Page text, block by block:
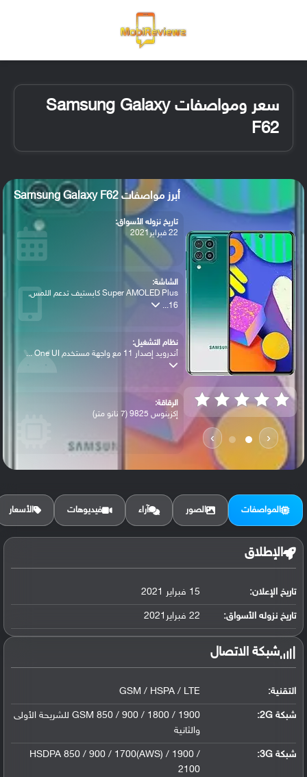
سعر ومواصفات Samsung Galaxy
F62
‹
›
أبرز مواصفات Samsung Galaxy F62
تاريخ نزوله الأسواق:
22 فبراير2021
الشاشة:
Super AMOLED Plus كابستيف تدعم اللمس,
16...
نظام التشغيل:
أندرويد إصدار 11 مع واجهة مستخدم One UI ...
الرقاقة:
إكزينوس 9825 (7 نانو متر)
الرام / التخزين:
البطارية:
ليثيوم بوليمر سعة 7000 مللي أمبير, غير ق...
المواصفات الصور آراء فيديوهات الأسعار
الإطلاق
تاريخ الإعلان: 15 فبراير 2021
تاريخ نزوله الأسواق: 22 فبراير2021
شبكة الاتصال
التقنية: GSM / HSPA / LTE
شبكة 2G:
GSM 850 / 900 / 1800 / 1900 للشريحة الأولى
والثانية
شبكة 3G :
HSDPA 850 / 900 / 1700(AWS) / 1900 /
2100